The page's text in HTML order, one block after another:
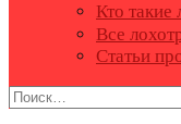
Кто такие
Все
Статьи
Найти: